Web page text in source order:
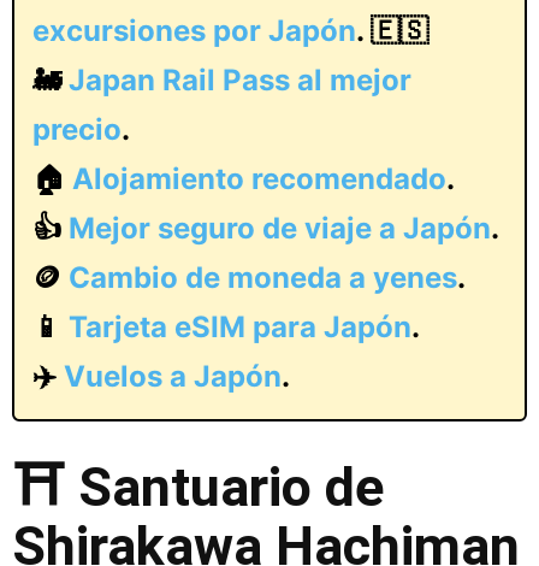
excursiones por Japón. 🇪🇸
🚂Japan Rail Pass al mejor
precio.
🏠 Alojamiento recomendado.
👍 Mejor seguro de viaje a Japón.
🪙 Cambio de moneda a yenes.
📱 Tarjeta eSIM para Japón.
✈️ Vuelos a Japón.
⛩️ Santuario de
Shirakawa Hachiman